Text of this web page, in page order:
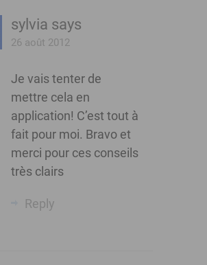
sylvia says
26 août 2012
Je vais tenter de
mettre cela en
application! C’est tout à
fait pour moi. Bravo et
merci pour ces conseils
très clairs
Reply